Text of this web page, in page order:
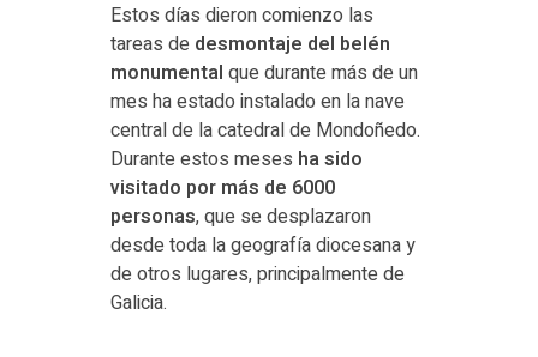
Estos días dieron comienzo las
tareas de desmontaje del belén
monumental que durante más de un
mes ha estado instalado en la nave
central de la catedral de Mondoñedo.
Durante estos meses ha sido
visitado por más de 6000
personas, que se desplazaron
desde toda la geografía diocesana y
de otros lugares, principalmente de
Galicia.